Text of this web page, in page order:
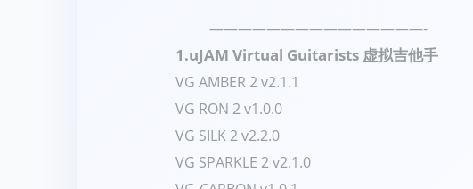
———————————————-
1.uJAM Virtual Guitarists 虚拟吉他手
VG AMBER 2 v2.1.1
VG RON 2 v1.0.0
VG SILK 2 v2.2.0
VG SPARKLE 2 v2.1.0